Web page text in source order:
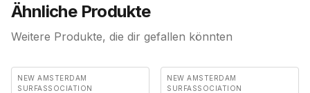
Ähnliche Produkte
Weitere Produkte, die dir gefallen könnten
NEW AMSTERDAM
SURFASSOCIATION
NEW AMSTERDAM
SURFASSOCIATION